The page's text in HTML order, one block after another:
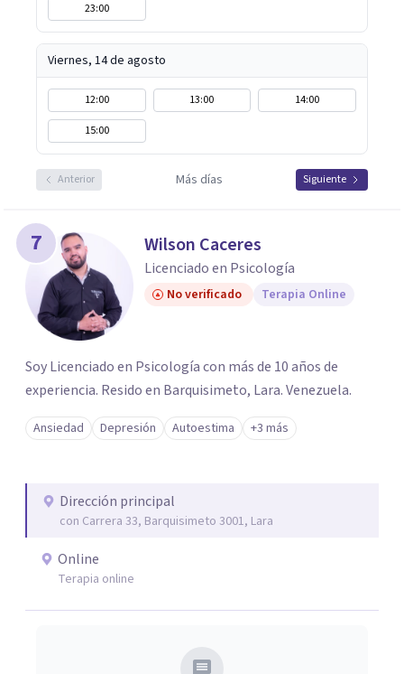
23:00
Viernes, 14 de agosto
12:00 13:00
14:00
15:00
Anterior Más días Siguiente
7 Wilson Caceres
Licenciado en Psicología
No verificado Terapia Online
Soy Licenciado en Psicología con más de 10 años de
experiencia. Resido en Barquisimeto, Lara. Venezuela.
Ansiedad Depresión Autoestima +3 más
Dirección principal
con Carrera 33, Barquisimeto 3001, Lara
Online
Terapia online